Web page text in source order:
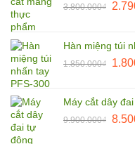
3.800.000₫
Giá
Hàn miệng túi
1.850.000₫
Giá
Máy cắt dây
9.900.000₫ Giá